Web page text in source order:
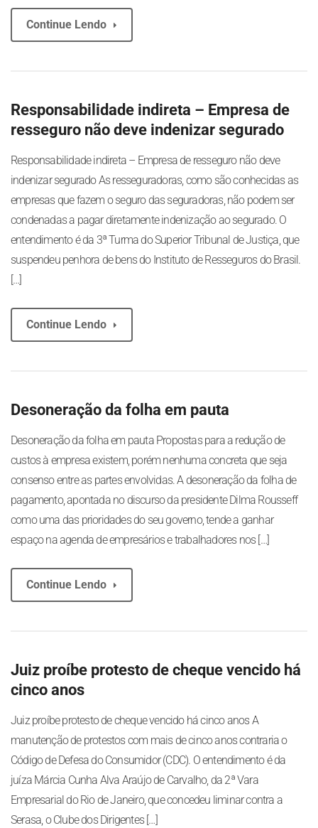
Continue Lendo
Responsabilidade indireta – Empresa de
resseguro não deve indenizar segurado
Responsabilidade indireta – Empresa de resseguro não deve
indenizar segurado As resseguradoras, como são conhecidas as
empresas que fazem o seguro das seguradoras, não podem ser
condenadas a pagar diretamente indenização ao segurado. O
entendimento é da 3ª Turma do Superior Tribunal de Justiça, que
suspendeu penhora de bens do Instituto de Resseguros do Brasil.
[…]
Continue Lendo
Desoneração da folha em pauta
Desoneração da folha em pauta Propostas para a redução de
custos à empresa existem, porém nenhuma concreta que seja
consenso entre as partes envolvidas. A desoneração da folha de
pagamento, apontada no discurso da presidente Dilma Rousseff
como uma das prioridades do seu governo, tende a ganhar
espaço na agenda de empresários e trabalhadores nos […]
Continue Lendo
Juiz proíbe protesto de cheque vencido há
cinco anos
Juiz proíbe protesto de cheque vencido há cinco anos A
manutenção de protestos com mais de cinco anos contraria o
Código de Defesa do Consumidor (CDC). O entendimento é da
juíza Márcia Cunha Alva Araújo de Carvalho, da 2ª Vara
Empresarial do Rio de Janeiro, que concedeu liminar contra a
Serasa, o Clube dos Dirigentes […]